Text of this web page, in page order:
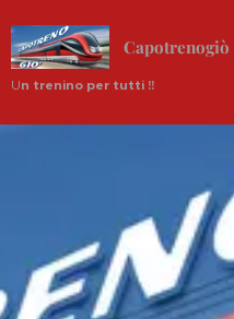
Capotrenogiò
Un trenino per tutti !!